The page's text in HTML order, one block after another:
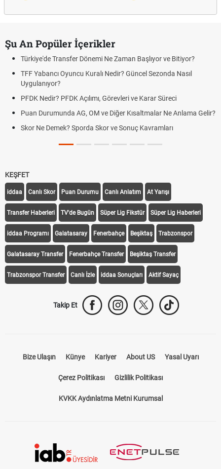
Şu An Popüler İçerikler
Türkiye'de Transfer Dönemi Ne Zaman Başlıyor ve Bitiyor?
TFF Yabancı Oyuncu Kuralı Nedir? Güncel Sezonda Nasıl
Uygulanıyor?
PFDK Nedir? PFDK Açılımı, Görevleri ve Karar Süreci
Puan Durumunda AG, OM ve Diğer Kısaltmalar Ne Anlama Gelir?
Skor Ne Demek? Sporda Skor ve Sonuç Kavramları
KEŞFET
iddaa Canlı Skor Puan Durumu Canlı Anlatım At Yarışı
Transfer Haberleri TV'de Bugün Süper Lig Fikstür Süper Lig Haberleri
iddaa Programı Galatasaray Fenerbahçe Beşiktaş Trabzonspor
Galatasaray Transfer Fenerbahçe Transfer Beşiktaş Transfer
Trabzonspor Transfer Canlı İzle iddaa Sonuçları Aktif Sayaç
Takip Et
Bize Ulaşın Künye Kariyer About US Yasal Uyarı
Çerez Politikası Gizlilik Politikası
KVKK Aydınlatma Metni Kurumsal